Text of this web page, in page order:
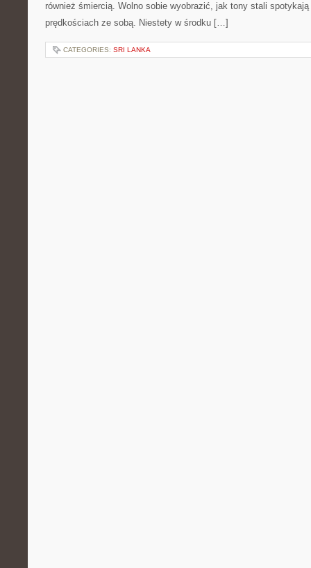
również śmiercią. Wolno sobie wyobrazić, jak tony stali
prędkościach ze sobą. Niestety w środku […]
CATEGORIES: SRI LANKA